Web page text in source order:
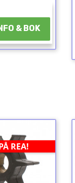
& BOK
REA!